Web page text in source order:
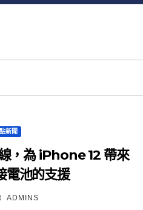
新聞
，為 iPhone 12 帶來
池的支援
ADMINS